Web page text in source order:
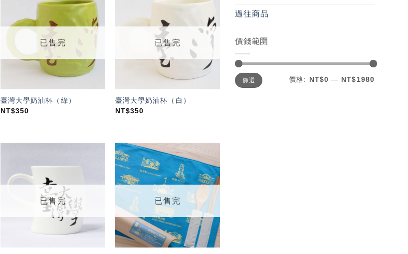
加入
「願
望輕
已售完
臺灣大學奶油杯（綠）
NT$350
「願
望輕
單」
已售完
臺灣大學奶油杯（白）
NT$350
望輕
已售完
加入
「願
望輕
已售完
過往商品
價錢範圍
最
低
價
最
高
價
篩選 價格: NT$0 — NT$1980